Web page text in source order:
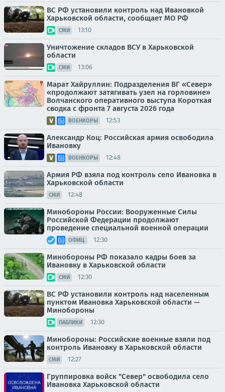
ВС РФ установили контроль над Ивановкой
Харьковской области, сообщает МО РФ
СМИ 13:10
Уничтожение складов ВСУ в Харьковской
области
СМИ 13:06
Марат Хайруллин: Подразделения ВГ «Север»
«продолжают затягивать узел на горловине»
Волчанского оперативного выступа Короткая
сводка с фронта 7 августа 2026 года
ВОЕНКОРЫ 12:53
Александр Коц: Российская армия освободила
Ивановку
ВОЕНКОРЫ 12:48
Армия РФ взяла под контроль село Ивановка в
Харьковской области
СМИ 12:48
Минобороны России: Вооруженные Силы
Российской Федерации продолжают
проведение специальной военной операции
ОФИЦ. 12:30
Минобороны РФ показало кадры боев за
Ивановку в Харьковской области
СМИ 12:30
ВС РФ установили контроль над населенным
пунктом Ивановка Харьковской области —
Минобороны
ПАБЛИКИ 12:30
Минобороны: Российские военные взяли под
контроль Ивановку в Харьковской области
СМИ 12:27
Группировка войск "Север" освободила село
Ивановка Харьковской области